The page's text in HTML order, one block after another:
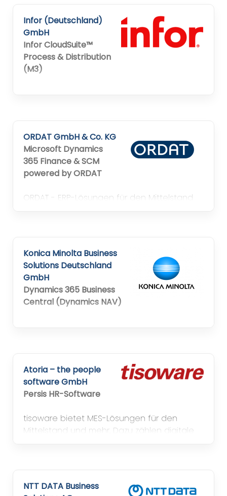
wie z.B. Medizintechnik,
automotive,Maschinenbau... und Addons wie
BPM, ERW und mobile Apps.
Infor (Deutschland)
GmbH
Infor CloudSuite™
Process & Distribution
(M3)
erfolgreich zu wachsen – einfach, effizient
und zukunftssicher.
ORDAT GmbH & Co. KG
Microsoft Dynamics
365 Finance & SCM
powered by ORDAT
ORDAT - ERP-Lösungen für den Mittelstand
Konica Minolta Business
Solutions Deutschland
GmbH
Dynamics 365 Business
Central (Dynamics NAV)
Atoria – the people
software GmbH
Persis HR-Software
tisoware bietet MES-Lösungen für den
Mittelstand und mehr. Dazu zählen digitale
Mehr als HR, Security und MES!
NTT DATA Business